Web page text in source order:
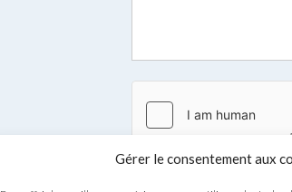
Gérer le consentement aux